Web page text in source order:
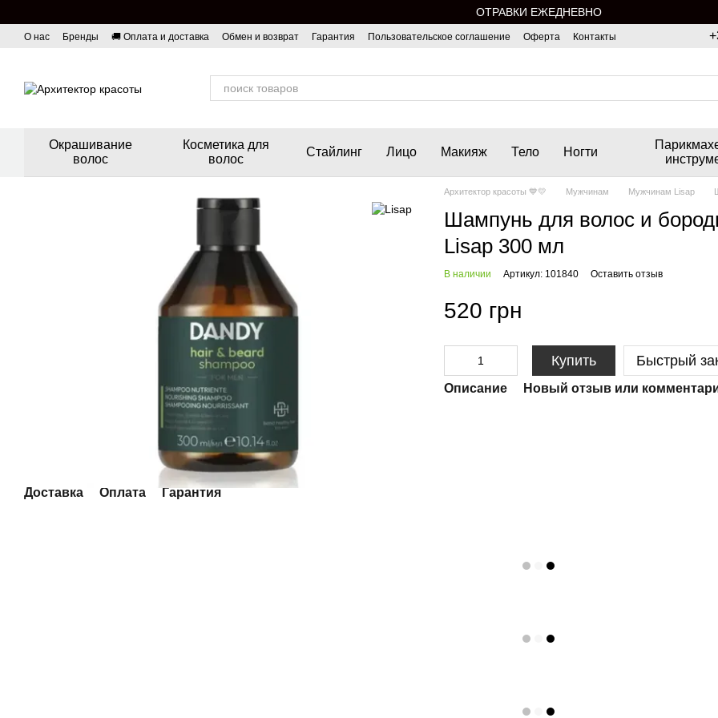
ОТРАВКИ ЕЖЕДНЕВНО
О нас Бренды 🚚 Оплата и доставка Обмен и возврат Гарантия Пользовательское соглашение Оферта Контакты
Окрашивание
волос
Косметика для
волос
Стайлинг Лицо Макияж Тело Ногти
Доставка Оплата Гарантия
Архитектор красоты 💙💛 Мужчинам Мужчинам Lisap
Шампунь для волос и
Lisap 300 мл
В наличии Артикул: 101840 Оставить отзыв
520 грн
Купить Быстрый
Описание Новый отзыв или